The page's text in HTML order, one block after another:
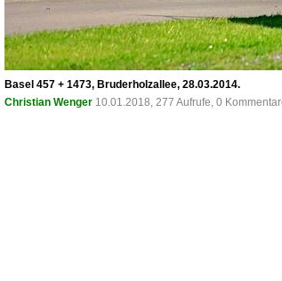
Basel 457 + 1473, Bruderholzallee, 28.03.2014.
Christian Wenger 10.01.2018, 277 Aufrufe, 0